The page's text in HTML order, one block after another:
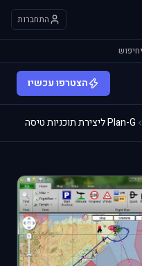
התחברות
חיפוש
הצטרפו עכשיו
Plan-G ליצירת תוכניות טיסה